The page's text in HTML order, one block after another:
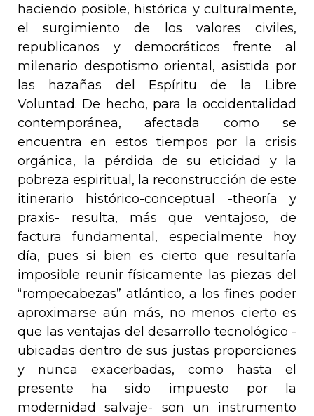
haciendo posible, histórica y culturalmente,
el surgimiento de los valores civiles,
republicanos y democráticos frente al
milenario despotismo oriental, asistida por
las hazañas del Espíritu de la Libre
Voluntad. De hecho, para la occidentalidad
contemporánea, afectada como se
encuentra en estos tiempos por la crisis
orgánica, la pérdida de su eticidad y la
pobreza espiritual, la reconstrucción de este
itinerario histórico-conceptual -theoría y
praxis- resulta, más que ventajoso, de
factura fundamental, especialmente hoy
día, pues si bien es cierto que resultaría
imposible reunir físicamente las piezas del
“rompecabezas” atlántico, a los fines poder
aproximarse aún más, no menos cierto es
que las ventajas del desarrollo tecnológico -
ubicadas dentro de sus justas proporciones
y nunca exacerbadas, como hasta el
presente ha sido impuesto por la
modernidad salvaje- son un instrumento